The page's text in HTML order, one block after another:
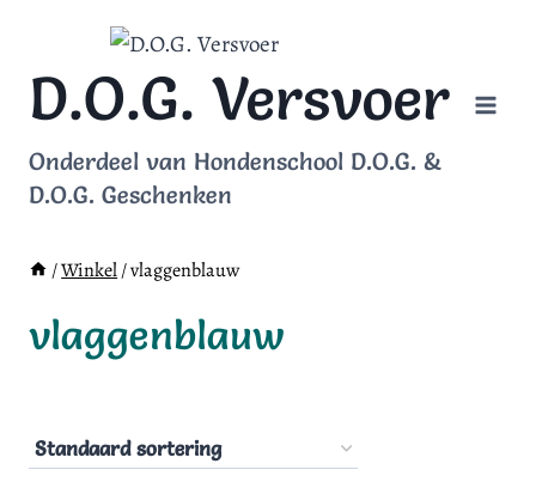
inhoudD.O.G. Versvoer
Onderdeel van Hondenschool D.O.G. &
D.O.G. Geschenken
/Winkel/vlaggenblauw
vlaggenblauw